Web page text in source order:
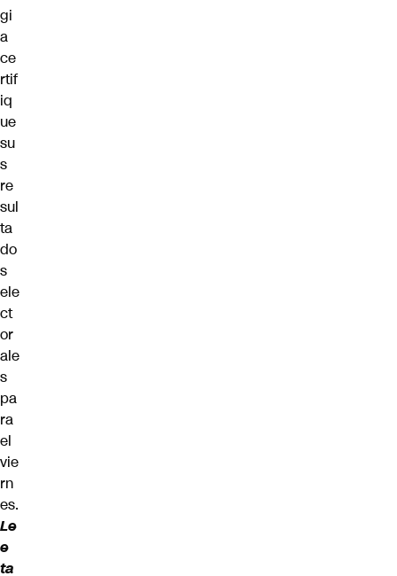
gi
a
ce
rtif
iq
ue
su
s
re
sul
ta
do
s
ele
ct
or
ale
s
pa
ra
el
vie
rn
es.
Le
e
ta